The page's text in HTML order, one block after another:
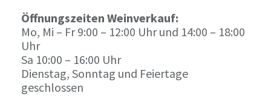
Öffnungszeiten Weinverkauf:
Mo, Mi – Fr 9:00 – 12:00 Uhr und 14:00 – 18:00
Uhr
Sa 10:00 – 16:00 Uhr
Dienstag, Sonntag und Feiertage
geschlossen